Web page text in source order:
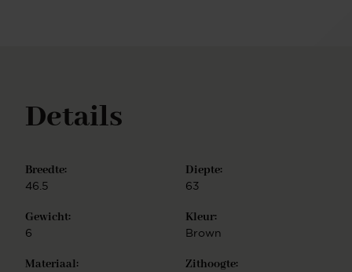
Details
Breedte:
46.5
Diepte:
63
Gewicht:
6
Kleur:
Brown
Materiaal: Zithoogte: